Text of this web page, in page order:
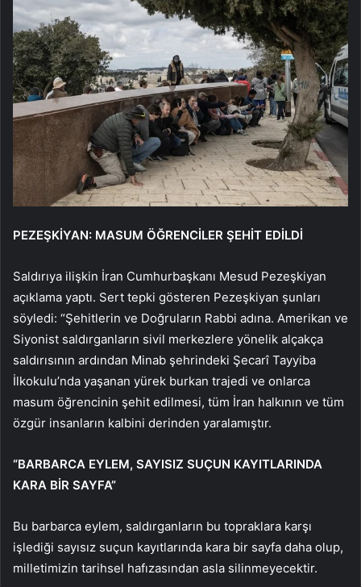
PEZEŞKİYAN: MASUM ÖĞRENCİLER ŞEHİT EDİLDİ
Saldırıya ilişkin İran Cumhurbaşkanı Mesud Pezeşkiyan
açıklama yaptı. Sert tepki gösteren Pezeşkiyan şunları
söyledi: “Şehitlerin ve Doğruların Rabbi adına. Amerikan ve
Siyonist saldırganların sivil merkezlere yönelik alçakça
saldırısının ardından Minab şehrindeki Şecarî Tayyiba
İlkokulu’nda yaşanan yürek burkan trajedi ve onlarca
masum öğrencinin şehit edilmesi, tüm İran halkının ve tüm
özgür insanların kalbini derinden yaralamıştır.
“BARBARCA EYLEM, SAYISIZ SUÇUN KAYITLARINDA
KARA BİR SAYFA”
Bu barbarca eylem, saldırganların bu topraklara karşı
işlediği sayısız suçun kayıtlarında kara bir sayfa daha olup,
milletimizin tarihsel hafızasından asla silinmeyecektir.